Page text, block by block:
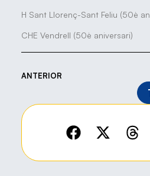
H Sant Llorenç-Sant Feliu (50è
CHE Vendrell (50è aniversari)
ANTERIOR